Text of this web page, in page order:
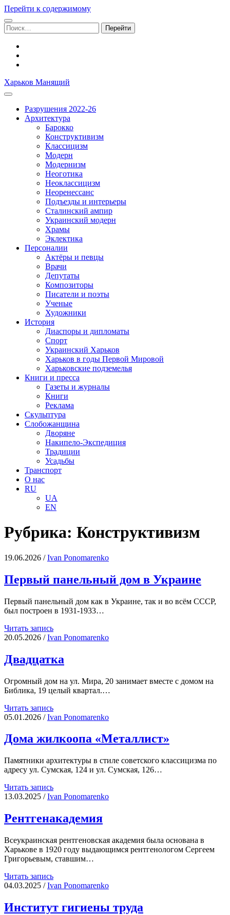
Перейти к содержимому
Поиск:
Харьков Манящий
Разрушения 2022-26
Архитектура
Барокко
Конструктивизм
Классицизм
Модерн
Модернизм
Неоготика
Неоклассицизм
Неоренессанс
Подъезды и интерьеры
Сталинский ампир
Украинский модерн
Храмы
Эклектика
Персоналии
Актёры и певцы
Врачи
Депутаты
Композиторы
Писатели и поэты
Ученые
Художники
История
Диаспоры и дипломаты
Спорт
Украинский Харьков
Харьков в годы Первой Мировой
Харьковские подземелья
Книги и пресса
Газеты и журналы
Книги
Реклама
Скульптура
Слобожанщина
Дворяне
Накипело-Экспедиция
Традиции
Усадьбы
Транспорт
О нас
RU
UA
EN
Рубрика: Конструктивизм
19.06.2026 /Іvan Ponomarenko
Первый панельный дом в Украине
Первый панельный дом как в Украине, так и во всём СССР,
был построен в 1931-1933…
Читать записьПервый
панельный
Украине
20.05.2026 /Іvan Ponomarenko
Двадцатка
Огромный дом на ул. Мира, 20 занимает вместе с домом на
Библика, 19 целый квартал.…
Читать записьДвадцатка
05.01.2026 /Іvan Ponomarenko
Дома жилкоопа «Металлист»
Памятники архитектуры в стиле советского классицизма по
адресу ул. Сумская, 124 и ул. Сумская, 126…
Читать записьДома
жилкоопа
13.03.2025 /Іvan Ponomarenko
Рентгенакадемия
Всеукраинская рентгеновская академия была основана в
Харькове в 1920 году выдающимся рентгенологом Сергеем
Григорьевым, ставшим…
Читать записьРентгенакадемия
04.03.2025 /Іvan Ponomarenko
Институт гигиены труда